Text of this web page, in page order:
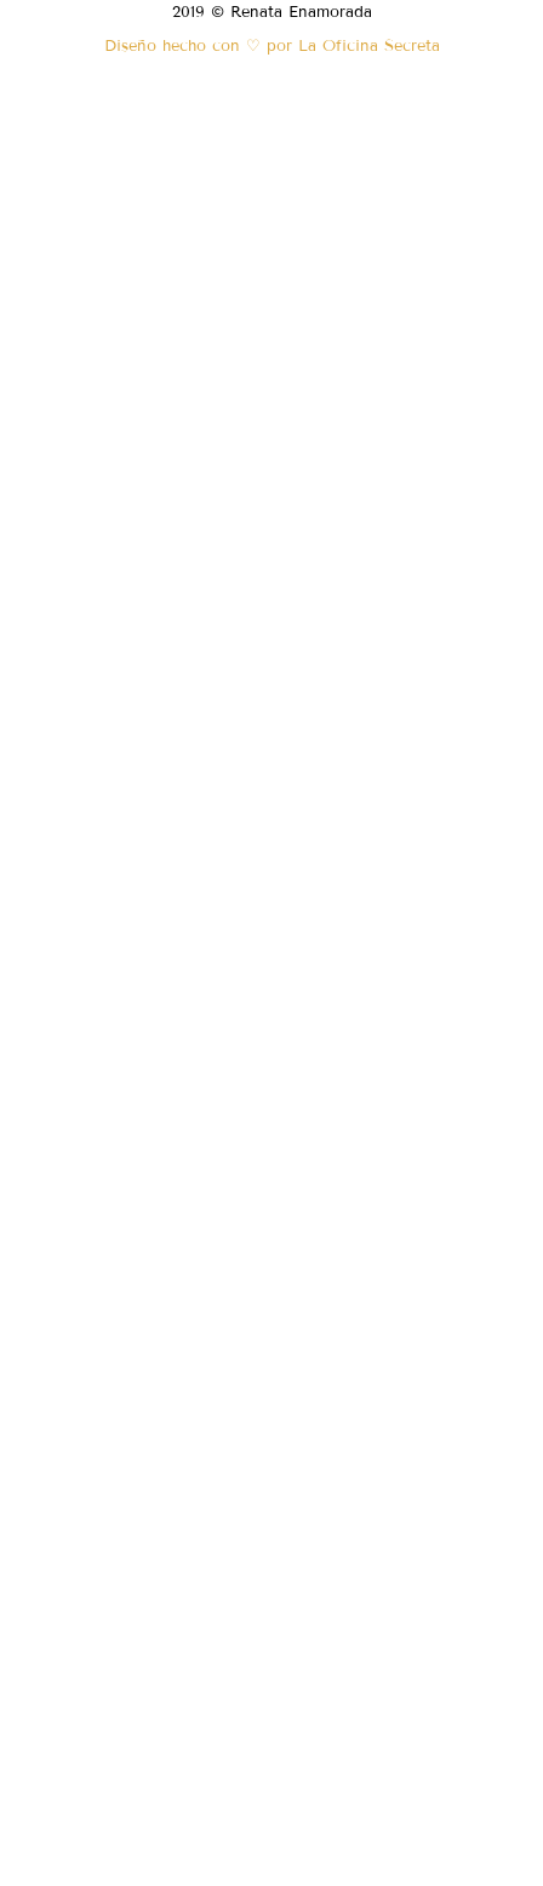
2019 © Renata Enamorada
Diseño hecho con ♡ por La Oficina Secreta